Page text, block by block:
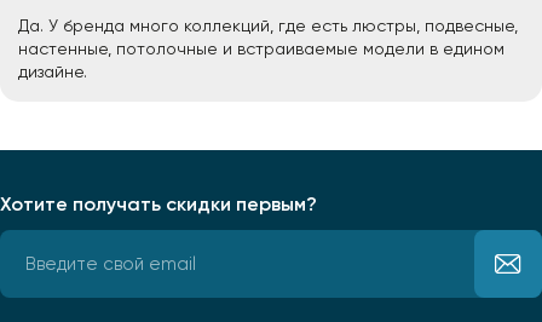
Да. У бренда много коллекций, где есть люстры, подвесные,
настенные, потолочные и встраиваемые модели в едином
дизайне.
Хотите получать скидки первым?